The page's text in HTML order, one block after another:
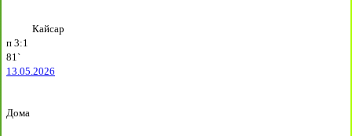
Кайсар
п 3:1
81`
13.05.2026
Дома